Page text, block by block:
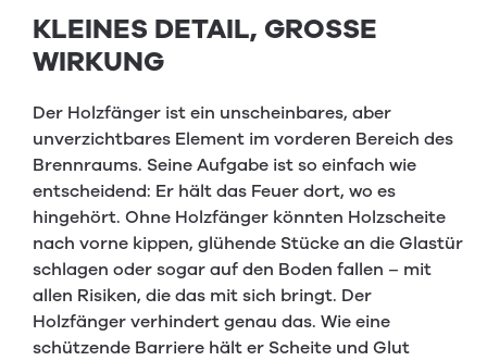
KLEINES DETAIL, GROSSE W
IRKUNG
Der Holzfänger ist ein unscheinbares, aber
unverzichtbares Element im vorderen Bereich des
Brennraums. Seine Aufgabe ist so einfach wie
entscheidend: Er hält das Feuer dort, wo es
hingehört. Ohne Holzfänger könnten Holzscheite
nach vorne kippen, glühende Stücke an die Glastür
schlagen oder sogar auf den Boden fallen – mit
allen Risiken, die das mit sich bringt. Der
Holzfänger verhindert genau das. Wie eine
schützende Barriere hält er Scheite und Glut